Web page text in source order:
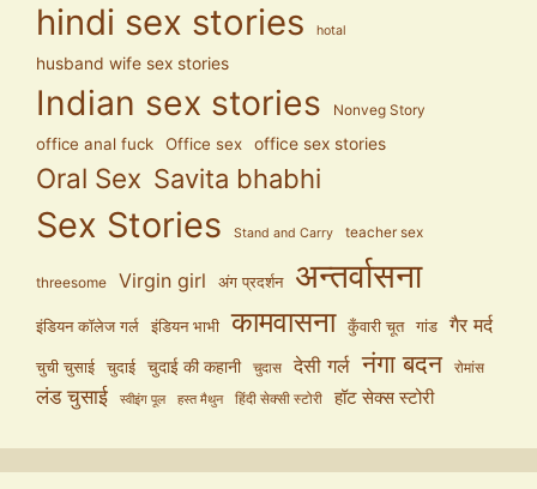
hindi sex stories
hotal
husband wife sex stories
Indian sex stories Nonveg Story
office anal fuck Office sex office sex stories
Oral Sex Savita bhabhi
Sex Stories Stand and Carry teacher sex
threesome Virgin girl अंग प्रदर्शन अन्तर्वासना
इंडियन कॉलेज गर्ल इंडियन भाभी कामवासना कुँवारी चूत गांड गैर मर्द
चुची चुसाई चुदाई चुदाई की कहानी चुदास देसी गर्ल नंगा बदन रोमांस
लंड चुसाई स्वीइंग पूल हस्त मैथुन हिंदी सेक्सी स्टोरी हॉट सेक्स स्टोरी